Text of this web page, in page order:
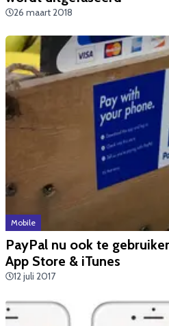
26 maart 2018
Mobile
​PayPal nu ook te
App Store & iTunes
12 juli 2017